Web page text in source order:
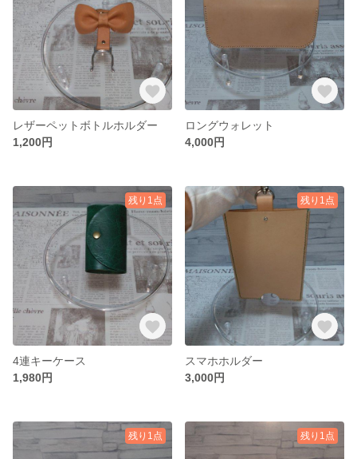
レザーペットボトルホルダー
1,200円
ロングウォレット
4,000円
残り1点
4連キーケース
1,980円
残り1点
スマホホルダー
3,000円
残り1点 残り1点